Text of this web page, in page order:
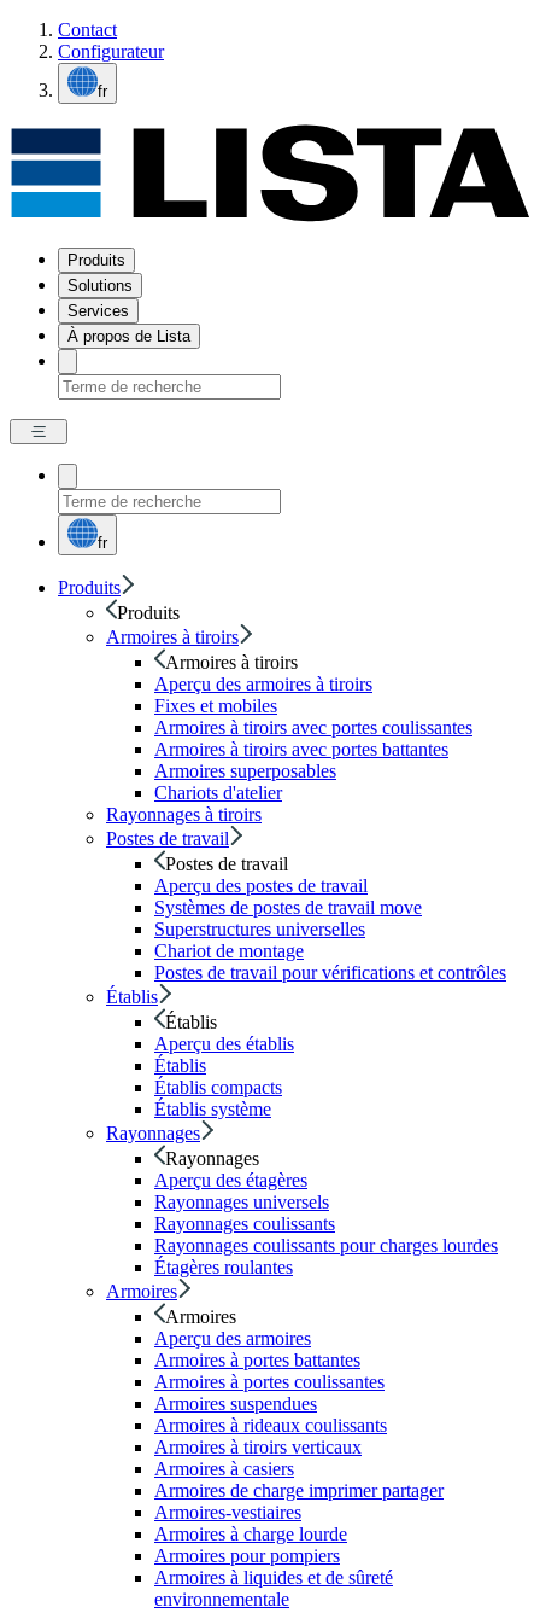
Contact
Configurateur
fr
Produits
Solutions
Services
À propos de Lista
fr
Produits
Produits
Armoires à tiroirs
Armoires à tiroirs
Aperçu des armoires à tiroirs
Fixes et mobiles
Armoires à tiroirs avec portes coulissantes
Armoires à tiroirs avec portes battantes
Armoires superposables
Chariots d'atelier
Rayonnages à tiroirs
Postes de travail
Postes de travail
Aperçu des postes de travail
Systèmes de postes de travail move
Superstructures universelles
Chariot de montage
Postes de travail pour vérifications et contrôles
Établis
Établis
Aperçu des établis
Établis
Établis compacts
Établis système
Rayonnages
Rayonnages
Aperçu des étagères
Rayonnages universels
Rayonnages coulissants
Rayonnages coulissants pour charges lourdes
Étagères roulantes
Armoires
Armoires
Aperçu des armoires
Armoires à portes battantes
Armoires à portes coulissantes
Armoires suspendues
Armoires à rideaux coulissants
Armoires à tiroirs verticaux
Armoires à casiers
Armoires de charge imprimer partager
Armoires-vestiaires
Armoires à charge lourde
Armoires pour pompiers
Armoires à liquides et de sûreté
environnementale